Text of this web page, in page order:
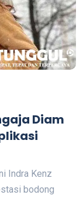
Diam
Indra Kenz
bodong